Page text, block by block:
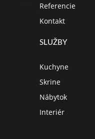
Referencie
Kontakt
SLUŽBY
Kuchyne
Skrine
Nábytok
Interiér